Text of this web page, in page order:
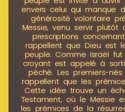
envers celui qui manque
générosité volontaire
Messie, venu servir plutôt
prescriptions
rappellent que Dieu est
peuple. Comme Israël fut
croyant est appelé à
péché. Les premiers-
rappellent que les
Cette idée trouve un
Testament, où le Messie
les prémices de la